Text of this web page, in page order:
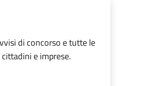
di concorso e tutte le
e imprese.